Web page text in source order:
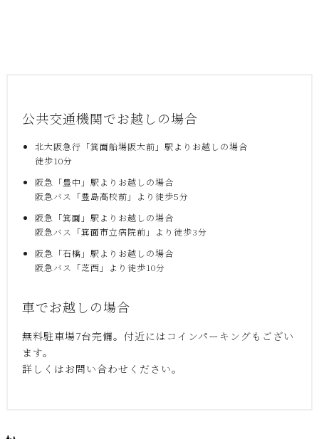
公共交通機関でお越しの場合
北大阪急行「箕面船場阪大前」駅よりお越しの場合
徒歩10分
阪急「豊中」駅よりお越しの場合
阪急バス「豊島高校前」より徒歩5分
阪急「箕面」駅よりお越しの場合
阪急バス「箕面市立病院前」より徒歩3分
阪急「石橋」駅よりお越しの場合
阪急バス「芝西」より徒歩10分
車でお越しの場合
無料駐車場7台完備。付近にはコインパーキングもござい
ます。
詳しくはお問い合わせください。